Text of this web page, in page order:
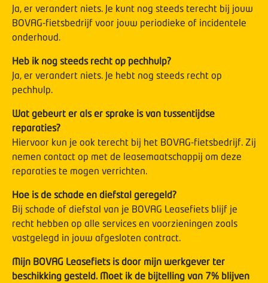
Ja, er verandert niets. Je kunt nog steeds terecht bij jouw
BOVAG-fietsbedrijf voor jouw periodieke of incidentele
onderhoud.
Heb ik nog steeds recht op pechhulp?
Ja, er verandert niets. Je hebt nog steeds recht op
pechhulp.
Wat gebeurt er als er sprake is van tussentijdse
reparaties?
Hiervoor kun je ook terecht bij het BOVAG-fietsbedrijf. Zij
nemen contact op met de leasemaatschappij om deze
reparaties te mogen verrichten.
Hoe is de schade en diefstal geregeld?
Bij schade of diefstal van je BOVAG Leasefiets blijf je
recht hebben op alle services en voorzieningen zoals
vastgelegd in jouw afgesloten contract.
Mijn BOVAG Leasefiets is door mijn werkgever ter
beschikking gesteld. Moet ik de bijtelling van 7% blijven